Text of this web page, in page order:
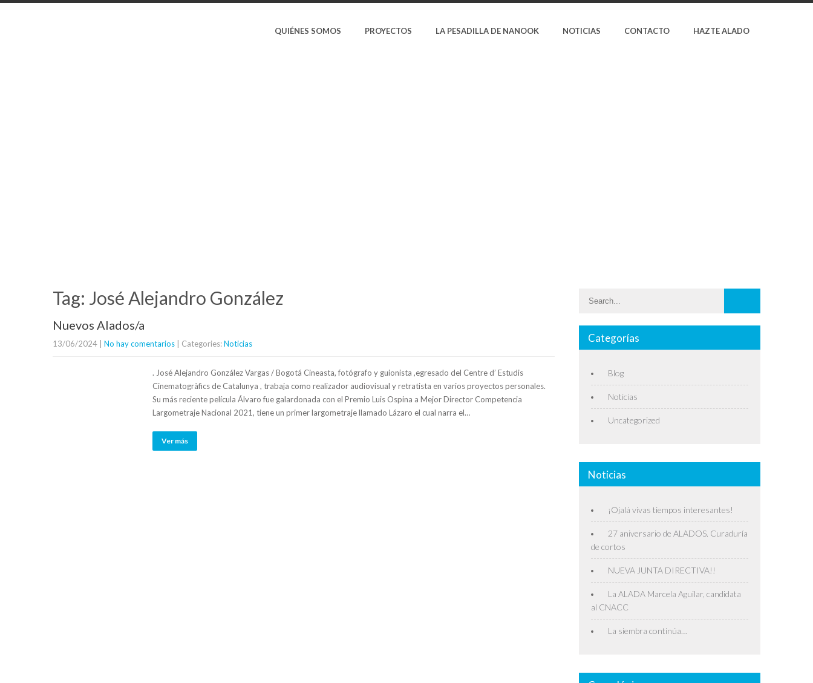
QUIÉNES SOMOS PROYECTOS LA PESADILLA DE NANOOK NOTICIAS CONTACTO HAZTE ALADO
Tag: José Alejandro González
Nuevos Alados/a
13/06/2024 No hay comentarios | Categories:Noticias
. José Alejandro González Vargas / Bogotá Cineasta, fotógrafo y guionista ,egresado del Centre d’ Estudis
Cinematogràfics de Catalunya , trabaja como realizador audiovisual y retratista en varios proyectos personales.
Su más reciente película Álvaro fue galardonada con el Premio Luis Ospina a Mejor Director Competencia
Largometraje Nacional 2021, tiene un primer largometraje llamado Lázaro el cual narra el…
Ver más
Categorías
Blog
Noticias
Uncategorized
Noticias
¡Ojalá vivas tiempos interesantes!
27 aniversario de ALADOS. Curaduría
de cortos
NUEVA JUNTA DIRECTIVA!!
La ALADA Marcela Aguilar, candidata
al CNACC
La siembra continúa…